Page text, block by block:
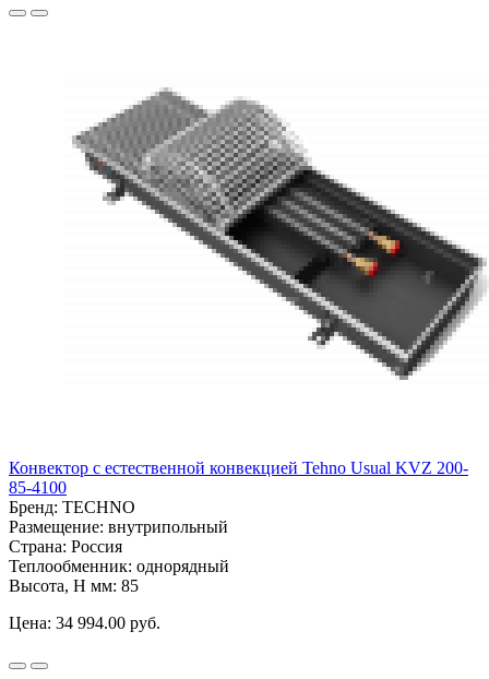
Конвектор с естественной конвекцией Tehno Usual KVZ 200-
85-4100
Бренд: TECHNO
Размещение: внутрипольный
Страна: Россия
Теплообменник: однорядный
Высота, H мм: 85
Цена: 34 994.00 руб.